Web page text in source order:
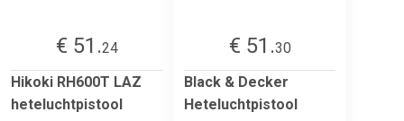
€ 51.24
Hikoki RH600T LAZ
heteluchtpistool
€ 51.30
Black & Decker
Heteluchtpistool